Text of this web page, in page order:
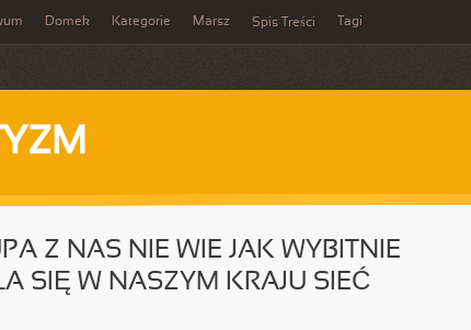
Domek Kategorie Marsz Spis Treści Tagi
Z NAS NIE WIE JAK WYBITNIE
SIĘ W NASZYM KRAJU SIEĆ